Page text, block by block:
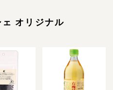
ェ オリジナル